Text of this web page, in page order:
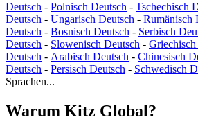
Deutsch - Polnisch Deutsch - Tschechisch
Deutsch - Ungarisch Deutsch - Rumänisch
Deutsch - Bosnisch Deutsch - Serbisch
Deutsch - Slowenisch Deutsch - Griechisch
Deutsch - Arabisch Deutsch - Chinesisch
Deutsch - Persisch Deutsch - Schwedisch
Sprachen...
Warum Kitz Global?